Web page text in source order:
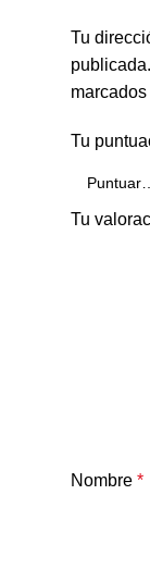
Tu
publicada.
marcados
Tu
Tu
Nombre *